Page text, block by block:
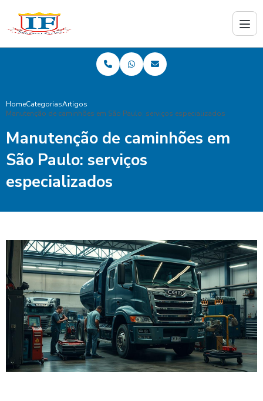
HomeCategoriasArtigos
Manutenção de caminhões em São Paulo: serviços especializados
Manutenção de caminhões em
São Paulo: serviços
especializados